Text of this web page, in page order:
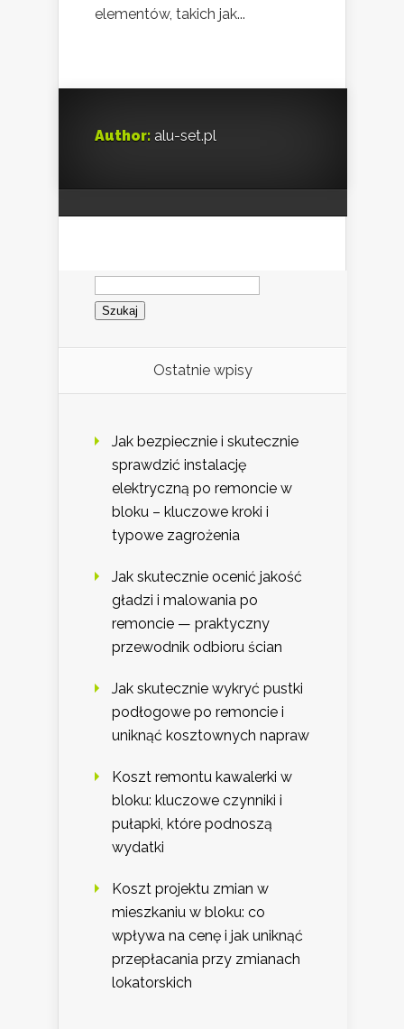
elementów, takich jak...
Author: alu-set.pl
Szukaj:
Ostatnie wpisy
Jak bezpiecznie i skutecznie
sprawdzić instalację
elektryczną po remoncie w
bloku – kluczowe kroki i
typowe zagrożenia
Jak skutecznie ocenić jakość
gładzi i malowania po
remoncie — praktyczny
przewodnik odbioru ścian
Jak skutecznie wykryć pustki
podłogowe po remoncie i
uniknąć kosztownych napraw
Koszt remontu kawalerki w
bloku: kluczowe czynniki i
pułapki, które podnoszą
wydatki
Koszt projektu zmian w
mieszkaniu w bloku: co
wpływa na cenę i jak uniknąć
przepłacania przy zmianach
lokatorskich